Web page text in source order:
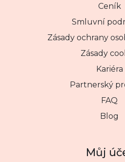
Ceník
Smluvní
Zásady ochrany
Zásady
Kariéra
Partnerský
FAQ
Blog
Můj